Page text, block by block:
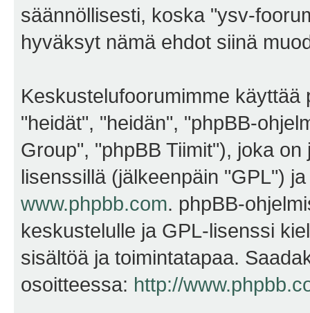
säännöllisesti, koska "ysv-
hyväksyt nämä ehdot siinä
Keskustelufoorumimme
"heidät", "heidän", "phpBB-
Group", "phpBB Tiimit"), joka on
lisenssillä (jälkeenpäin "GPL")
www.phpbb.com. phpBB-
keskustelulle ja GPL-lisenssi
sisältöä ja toimintatapaa.
osoitteessa: http://